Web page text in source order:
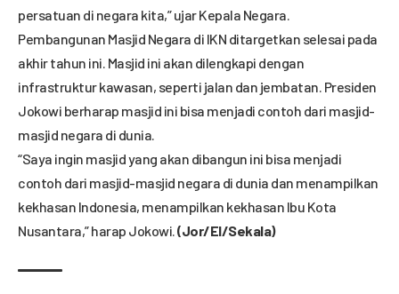
persatuan di negara kita,” ujar Kepala Negara.
Pembangunan Masjid Negara di IKN ditargetkan selesai pada
akhir tahun ini. Masjid ini akan dilengkapi dengan
infrastruktur kawasan, seperti jalan dan jembatan. Presiden
Jokowi berharap masjid ini bisa menjadi contoh dari masjid-
masjid negara di dunia.
“Saya ingin masjid yang akan dibangun ini bisa menjadi
contoh dari masjid-masjid negara di dunia dan menampilkan
kekhasan Indonesia, menampilkan kekhasan Ibu Kota
Nusantara,” harap Jokowi. (Jor/El/Sekala)